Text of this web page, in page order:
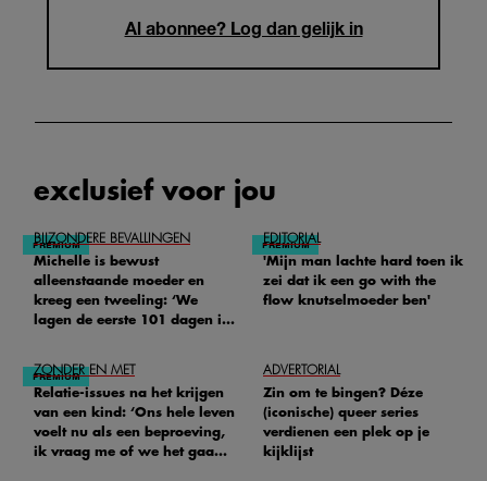
Al abonnee? Log dan gelijk in
exclusief voor jou
BIJZONDERE BEVALLINGEN
Michelle is bewust
alleenstaande moeder en
kreeg een tweeling: ‘We
lagen de eerste 101 dagen in
EDITORIAL
'Mijn man lachte hard toen ik
zei dat ik een go with the
flow knutselmoeder ben'
ZONDER EN MET
Relatie-issues na het krijgen
van een kind: ‘Ons hele leven
voelt nu als een beproeving,
ik vraag me of we het gaan
ADVERTORIAL
Zin om te bingen? Déze
(iconische) queer series
verdienen een plek op je
kijklijst